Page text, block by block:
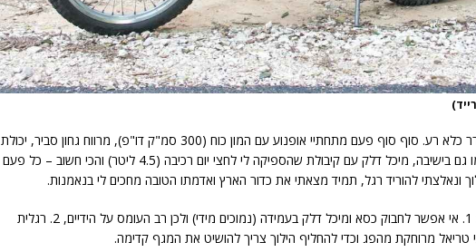
מיטב יכולתי התברר כלא רע. סוף סוף פעם מתחתיי אופנוע עם המון כוח (300 סמ"ק דו"פ), מרווח גחון סביר, יכולת
רכיבה בעמידה כמו גם בישיבה, מיכל דלק עם קיבולת שהספיקה לי לחצי יום רכיבה (4.5 ליטר) והכי חשוב – כל פעם
ונאלצתי להוריד רגל, תמיד מצאתי את כדור הארץ ואדמתו הטובה מחכים לי בנאמנות.
גם מגרעות היו לו: 1. אי אפשר לחבוק כסא ומיכל דלק בעמידה (נמוכים מידי) ולכן רב העומס על הידיים, 2. רגלית
טריאל מרוחקת מהפג וכדי להחליף הילוך צריך להושיט את המגף קדימה.